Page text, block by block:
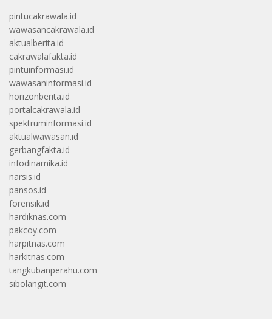
pintucakrawala.id
wawasancakrawala.id
aktualberita.id
cakrawalafakta.id
pintuinformasi.id
wawasaninformasi.id
horizonberita.id
portalcakrawala.id
spektruminformasi.id
aktualwawasan.id
gerbangfakta.id
infodinamika.id
narsis.id
pansos.id
forensik.id
hardiknas.com
pakcoy.com
harpitnas.com
harkitnas.com
tangkubanperahu.com
sibolangit.com